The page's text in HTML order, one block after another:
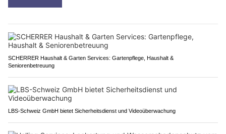
SCHERRER Haushalt & Garten Services: Gartenpflege, Haushalt &
Seniorenbetreuung
LBS-Schweiz GmbH bietet Sicherheitsdienst und Videoüberwachung